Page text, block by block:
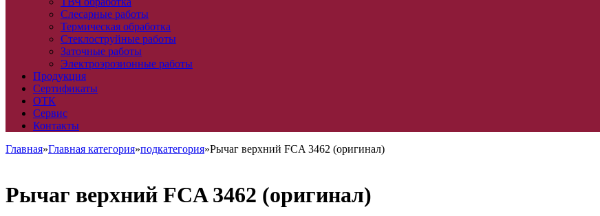
Слесарные работы
Термическая обработка
Стеклоструйные работы
Заточные работы
Электроэрозионные работы
Продукция
Сертификаты
ОТК
Сервис
Контакты
Главная»Главная категория»подкатегория»Рычаг верхний FCA 3462 (оригинал)
Рычаг верхний FCA 3462 (оригинал)